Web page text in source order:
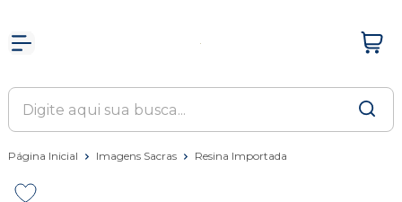
Página Inicial Imagens Sacras Resina Importada